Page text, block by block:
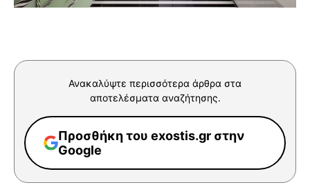
Ανακαλύψτε περισσότερα άρθρα στα
αποτελέσματα αναζήτησης.
Προσθήκη του exostis.gr στην
Google